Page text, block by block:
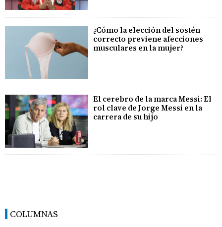
¿Cómo la elección del sostén
correcto previene afecciones
musculares en la mujer?
El cerebro de la marca Messi: El
rol clave de Jorge Messi en la
carrera de su hijo
COLUMNAS